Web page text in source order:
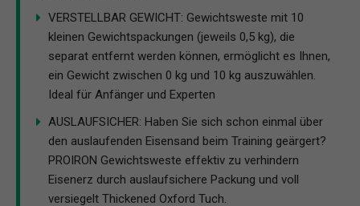
VERSTELLBAR GEWICHT: Gewichtsweste mit 10
kleinen Gewichtspackungen (jeweils 0,5 kg), die
separat entfernt werden können, ermöglicht es Ihnen,
ein Gewicht zwischen 0 kg und 10 kg auszuwählen.
Ideal für Anfänger und Experten
AUSLAUFSICHER: Haben Sie sich schon einmal über
den auslaufenden Eisensand beim Training geärgert?
PROIRON Gewichtsweste effektiv zu verhindern
Eisenerz durch auslaufsichere Packung und voll
versiegelt Thickened Oxford Tuch.